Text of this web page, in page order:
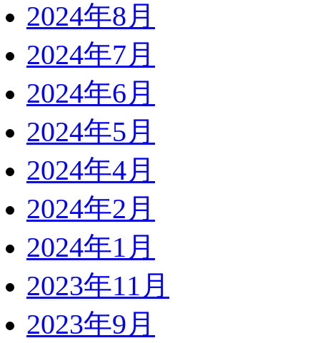
2024年8月
2024年7月
2024年6月
2024年5月
2024年4月
2024年2月
2024年1月
2023年11月
2023年9月